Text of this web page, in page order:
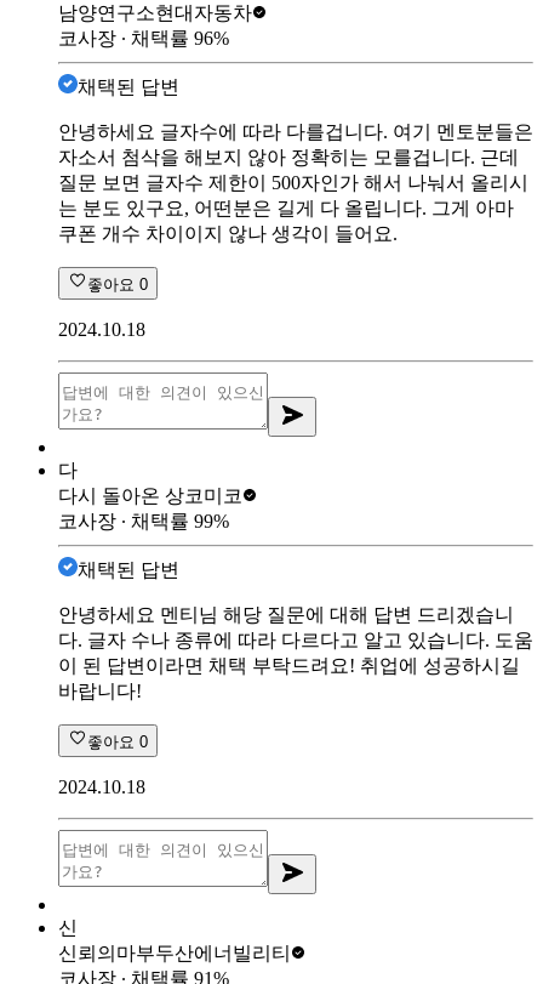
남양연구소현대자동차
코사장 ∙ 채택률 96%
채택된 답변
안녕하세요 글자수에 따라 다를겁니다. 여기 멘토분들은
자소서 첨삭을 해보지 않아 정확히는 모를겁니다. 근데
질문 보면 글자수 제한이 500자인가 해서 나눠서 올리시
는 분도 있구요, 어떤분은 길게 다 올립니다. 그게 아마
쿠폰 개수 차이이지 않나 생각이 들어요.
좋아요 0
2024.10.18
다
다시 돌아온 상코미코
코사장 ∙ 채택률 99%
채택된 답변
안녕하세요 멘티님 해당 질문에 대해 답변 드리겠습니
다. 글자 수나 종류에 따라 다르다고 알고 있습니다. 도움
이 된 답변이라면 채택 부탁드려요! 취업에 성공하시길
바랍니다!
좋아요 0
2024.10.18
신
신뢰의마부두산에너빌리티
코사장 ∙ 채택률 91%